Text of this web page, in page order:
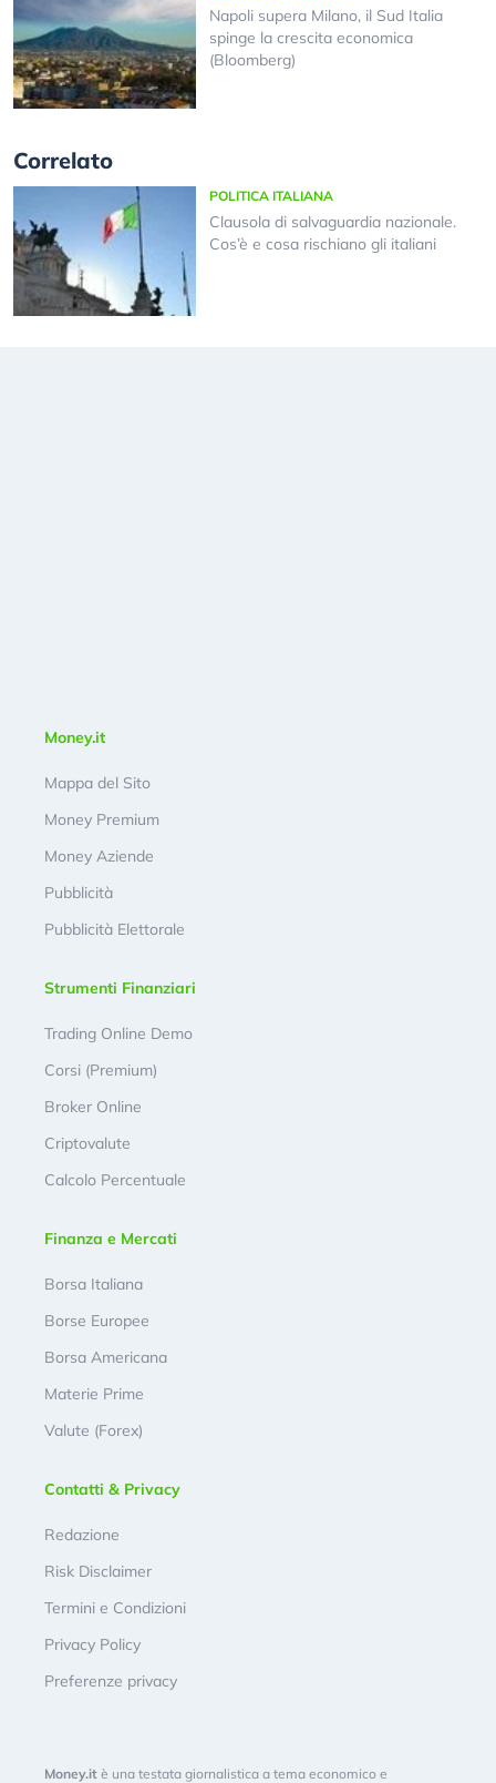
Napoli supera Milano, il Sud Italia
spinge la crescita economica
(Bloomberg)
Correlato
POLITICA ITALIANA
Clausola di salvaguardia nazionale.
Cos’è e cosa rischiano gli italiani
Money.it
Mappa del Sito
Money Premium
Money Aziende
Pubblicità
Pubblicità Elettorale
Strumenti Finanziari
Trading Online Demo
Corsi (Premium)
Broker Online
Criptovalute
Calcolo Percentuale
Finanza e Mercati
Borsa Italiana
Borse Europee
Borsa Americana
Materie Prime
Valute (Forex)
Contatti & Privacy
Redazione
Risk Disclaimer
Termini e Condizioni
Privacy Policy
Preferenze privacy
Money.it è una testata giornalistica a tema economico e